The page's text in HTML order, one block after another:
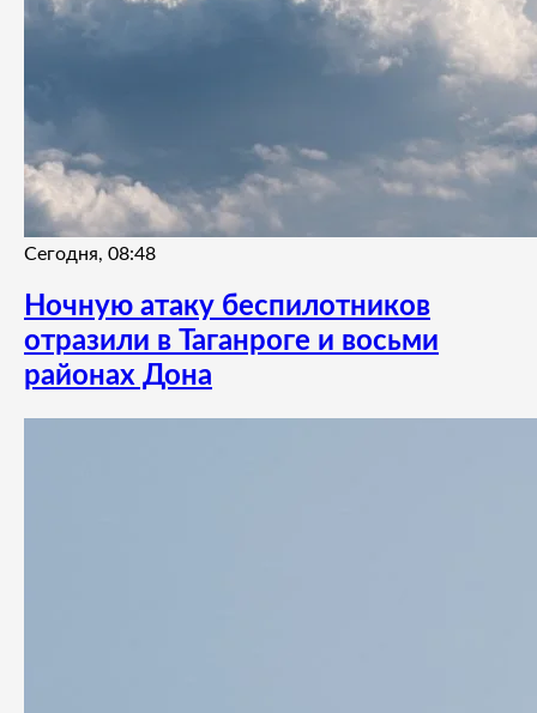
Сегодня, 08:48
Ночную атаку беспилотников
отразили в Таганроге и восьми
районах Дона